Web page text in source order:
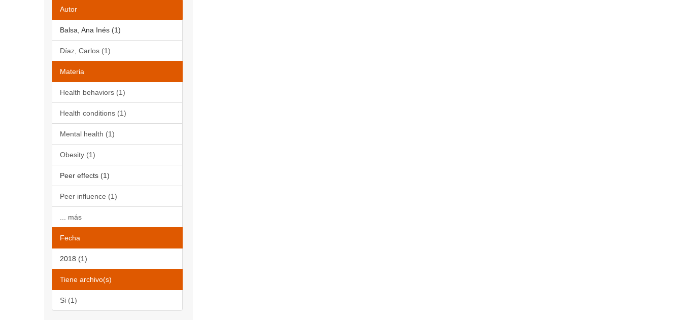
Autor
Balsa, Ana Inés (1)
Díaz, Carlos (1)
Materia
Health behaviors (1)
Health conditions (1)
Mental health (1)
Obesity (1)
Peer effects (1)
Peer influence (1)
... más
Fecha
2018 (1)
Tiene archivo(s)
Si (1)